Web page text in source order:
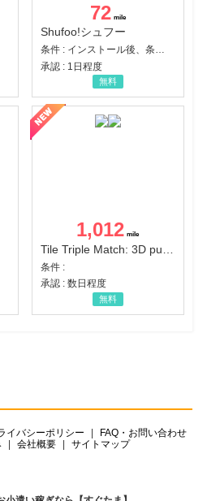
72
Shufoo!シュフー
条件 : インストール後、条件達成
承認 : 1日程度
無料
1,012
条件 :
承認 : 数日程度
無料
イバシーポリシー
FAQ・お問い合わせ
会社概要 サイトマップ